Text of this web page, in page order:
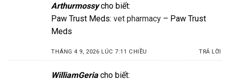
Arthurmossy cho biết:
Paw Trust Meds: vet pharmacy – Paw Trust
Meds
THÁNG 4 9, 2026 LÚC 7:11 CHIỀU TRẢ LỜI
WilliamGeria cho biết: